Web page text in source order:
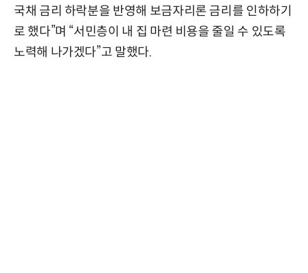
국채 금리 하락분을 반영해 보금자리론 금리를 인하하기
로 했다”며 “서민층이 내 집 마련 비용을 줄일 수 있도록
노력해 나가겠다”고 말했다.